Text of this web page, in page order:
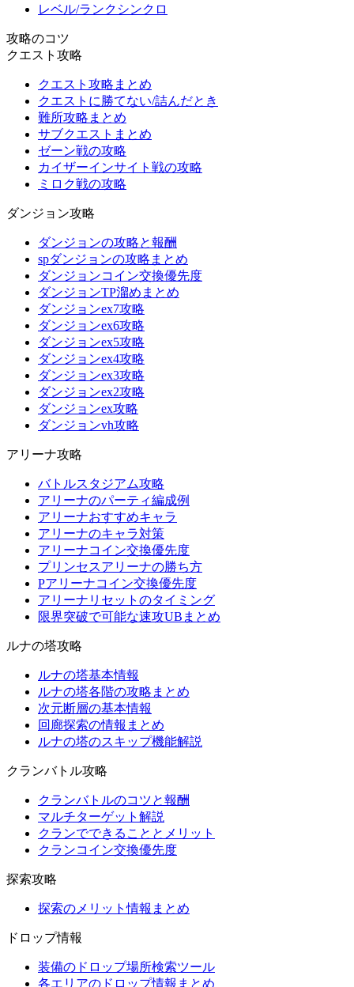
レベル/ランクシンクロ
攻略のコツ
クエスト攻略
クエスト攻略まとめ
クエストに勝てない/詰んだとき
難所攻略まとめ
サブクエストまとめ
ゼーン戦の攻略
カイザーインサイト戦の攻略
ミロク戦の攻略
ダンジョン攻略
ダンジョンの攻略と報酬
spダンジョンの攻略まとめ
ダンジョンコイン交換優先度
ダンジョンTP溜めまとめ
ダンジョンex7攻略
ダンジョンex6攻略
ダンジョンex5攻略
ダンジョンex4攻略
ダンジョンex3攻略
ダンジョンex2攻略
ダンジョンex攻略
ダンジョンvh攻略
アリーナ攻略
バトルスタジアム攻略
アリーナのパーティ編成例
アリーナおすすめキャラ
アリーナのキャラ対策
アリーナコイン交換優先度
プリンセスアリーナの勝ち方
Pアリーナコイン交換優先度
アリーナリセットのタイミング
限界突破で可能な速攻UBまとめ
ルナの塔攻略
ルナの塔基本情報
ルナの塔各階の攻略まとめ
次元断層の基本情報
回廊探索の情報まとめ
ルナの塔のスキップ機能解説
クランバトル攻略
クランバトルのコツと報酬
マルチターゲット解説
クランでできることとメリット
クランコイン交換優先度
探索攻略
探索のメリット情報まとめ
ドロップ情報
装備のドロップ場所検索ツール
各エリアのドロップ情報まとめ